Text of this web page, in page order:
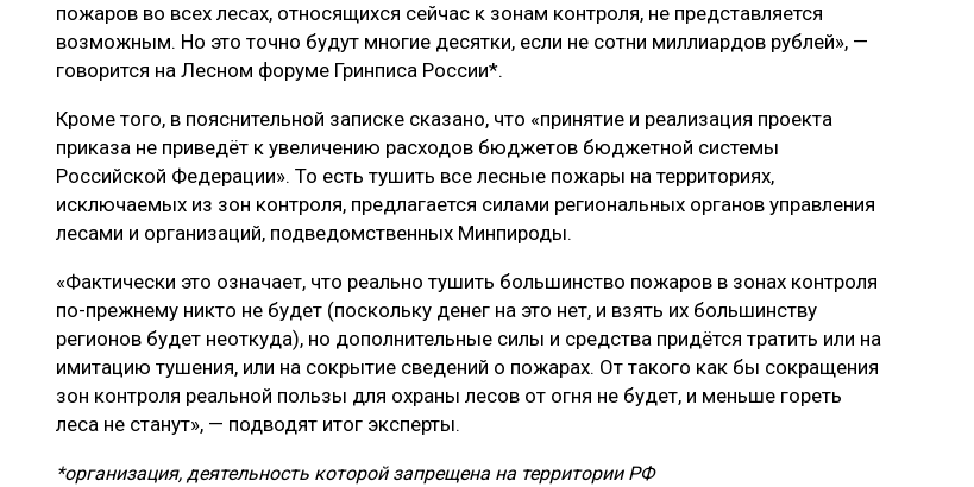
пожаров во всех лесах, относящихся сейчас к зонам контроля, не представляется
возможным. Но это точно будут многие десятки, если не сотни миллиардов рублей», —
говорится на Лесном форуме Гринписа России*.
Кроме того, в пояснительной записке сказано, что «принятие и реализация проекта
приказа не приведёт к увеличению расходов бюджетов бюджетной системы
Российской Федерации». То есть тушить все лесные пожары на территориях,
исключаемых из зон контроля, предлагается силами региональных органов управления
лесами и организаций, подведомственных Минпироды.
«Фактически это означает, что реально тушить большинство пожаров в зонах контроля
по-прежнему никто не будет (поскольку денег на это нет, и взять их большинству
регионов будет неоткуда), но дополнительные силы и средства придётся тратить или на
имитацию тушения, или на сокрытие сведений о пожарах. От такого как бы сокращения
зон контроля реальной пользы для охраны лесов от огня не будет, и меньше гореть
леса не станут», — подводят итог эксперты.
*организация, деятельность которой запрещена на территории РФ